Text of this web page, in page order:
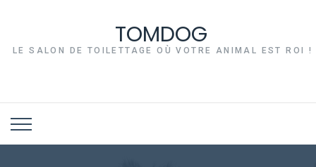
TOMDOG
LE SALON DE TOILETTAGE OÙ VOTRE ANIMAL EST ROI !